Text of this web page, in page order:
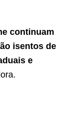
continuam
isentos de
e